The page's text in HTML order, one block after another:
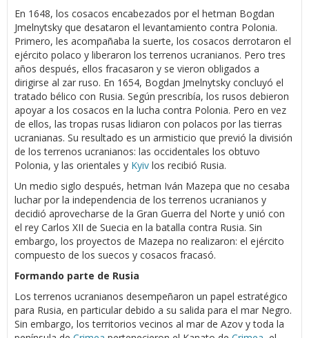
En 1648, los cosacos encabezados por el hetman Bogdan
Jmelnytsky que desataron el levantamiento contra Polonia.
Primero, les acompañaba la suerte, los cosacos derrotaron el
ejército polaco y liberaron los terrenos ucranianos. Pero tres
años después, ellos fracasaron y se vieron obligados a
dirigirse al zar ruso. En 1654, Bogdan Jmelnytsky concluyó el
tratado bélico con Rusia. Según prescribía, los rusos debieron
apoyar a los cosacos en la lucha contra Polonia. Pero en vez
de ellos, las tropas rusas lidiaron con polacos por las tierras
ucranianas. Su resultado es un armisticio que previó la división
de los terrenos ucranianos: las occidentales los obtuvo
Polonia, y las orientales y Kyiv los recibió Rusia.
Un medio siglo después, hetman Iván Mazepa que no cesaba
luchar por la independencia de los terrenos ucranianos y
decidió aprovecharse de la Gran Guerra del Norte y unió con
el rey Carlos XII de Suecia en la batalla contra Rusia. Sin
embargo, los proyectos de Mazepa no realizaron: el ejército
compuesto de los suecos y cosacos fracasó.
Formando parte de Rusia
Los terrenos ucranianos desempeñaron un papel estratégico
para Rusia, en particular debido a su salida para el mar Negro.
Sin embargo, los territorios vecinos al mar de Azov y toda la